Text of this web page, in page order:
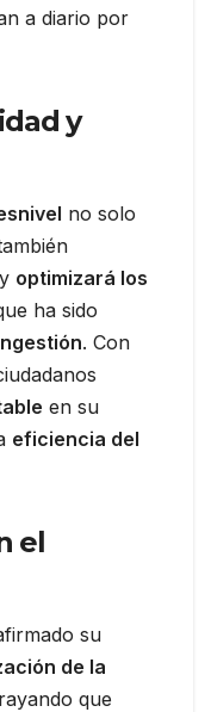
a diario por
y
no solo
y optimizará los
ha sido
. Con
en su
eficiencia del
el
su
de la
que